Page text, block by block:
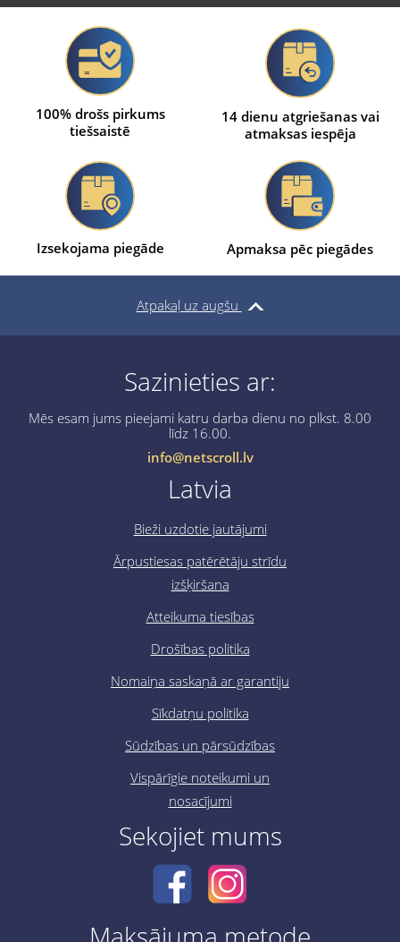
100% drošs pirkums
tiešsaistē
14 dienu atgriešanas vai
atmaksas iespēja
Izsekojama piegāde Apmaksa pēc piegādes
Atpakaļ uz augšu
Sazinieties ar:
Mēs esam jums pieejami katru darba dienu no plkst. 8.00
līdz 16.00.
info@netscroll.lv
Latvia
Bieži uzdotie jautājumi
Ārpustiesas patērētāju strīdu
izšķiršana
Atteikuma tiesības
Drošības politika
Nomaiņa saskaņā ar garantiju
Sīkdatņu politika
Sūdzības un pārsūdzības
Vispārīgie noteikumi un
nosacījumi
Sekojiet mums